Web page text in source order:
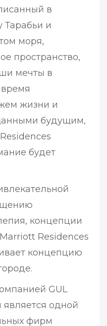
в
Тарабьи и
моря,
пространство,
мечты в
жизни и
будущим,
будет
концепции
Residences
концепцию
GUL
является одной
фирм